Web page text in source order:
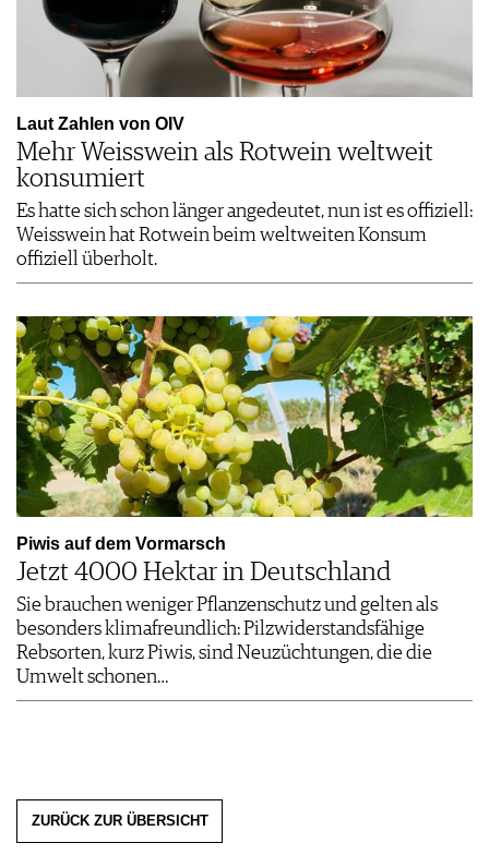
Laut Zahlen von OIV
Mehr Weisswein als Rotwein weltweit
konsumiert
Es hatte sich schon länger angedeutet, nun ist es offiziell:
Weisswein hat Rotwein beim weltweiten Konsum
offiziell überholt.
Piwis auf dem Vormarsch
Jetzt 4000 Hektar in Deutschland
Sie brauchen weniger Pflanzenschutz und gelten als
besonders klimafreundlich: Pilzwiderstandsfähige
Rebsorten, kurz Piwis, sind Neuzüchtungen, die die
Umwelt schonen…
ZURÜCK ZUR ÜBERSICHT